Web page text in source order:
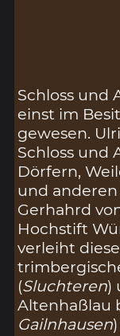
Schloss und
einst im
gewesen.
Schloss und
Dörfern,
und
Gerhahrd
Hochstift
verleiht
(Sluchteren)
Altenhaßlau
Gailnhausen